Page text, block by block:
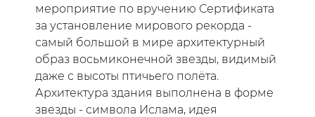
мероприятие по вручению Сертификата
за установление мирового рекорда -
самый большой в мире архитектурный
образ восьмиконечной звезды, видимый
даже с высоты птичьего полёта.
Архитектура здания выполнена в форме
звезды - символа Ислама, идея